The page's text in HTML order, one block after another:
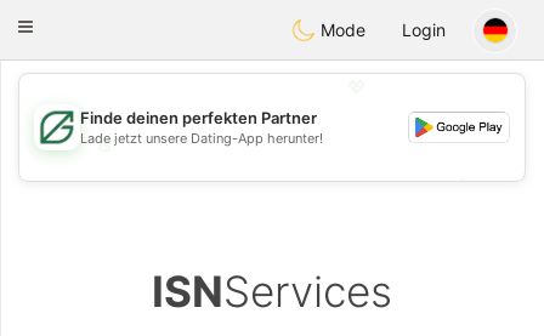
Dating
Toggle
Mode Login
💖
💕
Finde deinen perfekten Partner
Lade jetzt unsere Dating-App herunter!
ISNServices